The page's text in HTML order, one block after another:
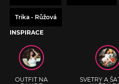
Trika - Růžová
INSPIRACE
OUTFIT NA
SVETRY A